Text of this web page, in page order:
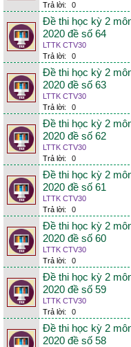
Trả lời:
0
Đề thi học kỳ 2
2020 đề số 64
LTTK CTV30
Trả lời:
0
Đề thi học kỳ 2
2020 đề số 63
LTTK CTV30
Trả lời:
0
Đề thi học kỳ 2
2020 đề số 62
LTTK CTV30
Trả lời:
0
Đề thi học kỳ 2
2020 đề số 61
LTTK CTV30
Trả lời:
0
Đề thi học kỳ 2
2020 đề số 60
LTTK CTV30
Trả lời:
0
Đề thi học kỳ 2
2020 đề số 59
LTTK CTV30
Trả lời:
0
Đề thi học kỳ 2
2020 đề số 58